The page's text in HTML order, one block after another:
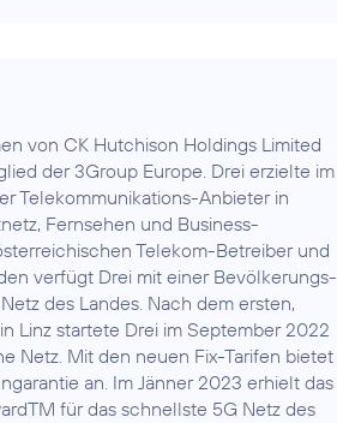
von CK Hutchison Holdings Limited
der 3Group Europe. Drei erzielte im
Telekommunikations-Anbieter in
Fernsehen und Business-
Telekom-Betreiber und
verfügt Drei mit einer Bevölkerungs-
des Landes. Nach dem ersten,
Linz startete Drei im September 2022
Netz. Mit den neuen Fix-Tarifen bietet
an. Im Jänner 2023 erhielt das
für das schnellste 5G Netz des